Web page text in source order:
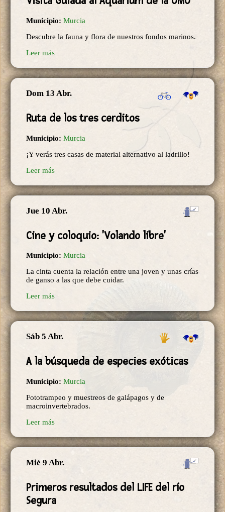
Municipio: Murcia
Descubre la fauna y flora de nuestros fondos marinos.
Leer más
Dom 13 Abr.
Ruta de los tres cerditos
Municipio: Murcia
¡Y verás tres casas de material alternativo al ladrillo!
Leer más
Jue 10 Abr.
Cine y coloquio: 'Volando libre'
Municipio: Murcia
La cinta cuenta la relación entre una joven y unas crías
de ganso a las que debe cuidar.
Leer más
Sáb 5 Abr.
A la búsqueda de especies exóticas
Municipio: Murcia
Fototrampeo y muestreos de galápagos y de
macroinvertebrados.
Leer más
Mié 9 Abr.
Primeros resultados del LIFE del río
Segura